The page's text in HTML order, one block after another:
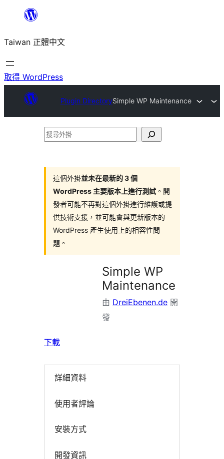
主
要
內
Taiwan 正體中文
取得 WordPress
Plugin DirectorySimple WP Maintenance
搜
這個外掛並未在最新的 3 個
WordPress 主要版本上進行測試 。開
發者可能不再對這個外掛進行維護或提
供技術支援，並可能會與更新版本的
WordPress 產生使用上的相容性問
題。
Simple WP
Maintenance
由 DreiEbenen.de 開
發
下載
詳細資料
使用者評論
安裝方式
開發資訊